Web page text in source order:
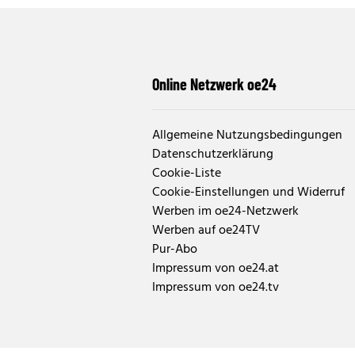
Online Netzwerk oe24
Allgemeine Nutzungsbedingungen
Datenschutzerklärung
Cookie-Liste
Cookie-Einstellungen und Widerruf
Werben im oe24-Netzwerk
Werben auf oe24TV
Pur-Abo
Impressum von oe24.at
Impressum von oe24.tv